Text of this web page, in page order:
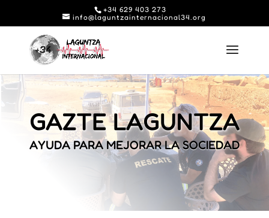
+34 629 403 273
info@laguntzainternacional34.org
GAZTE LAGUNTZA
AYUDA PARA MEJORAR LA SOCIEDAD